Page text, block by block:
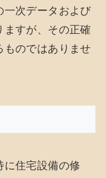
一次データおよび
すが、その正確
ものではありませ
に住宅設備の修